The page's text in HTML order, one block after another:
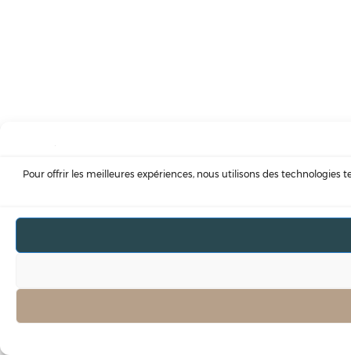
Pour offrir les meilleures expériences, nous utilisons des